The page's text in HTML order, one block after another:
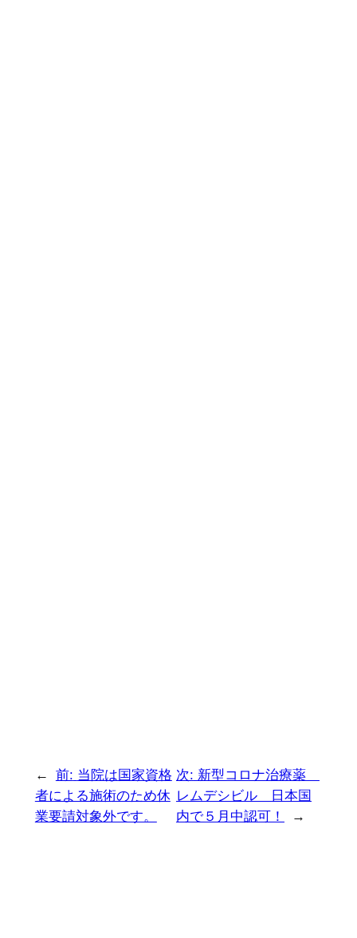
← 前: 当院は国家資格
者による施術のため休
業要請対象外です。
次: 新型コロナ治療薬
レムデシビル 日本国
内で５月中認可！
→